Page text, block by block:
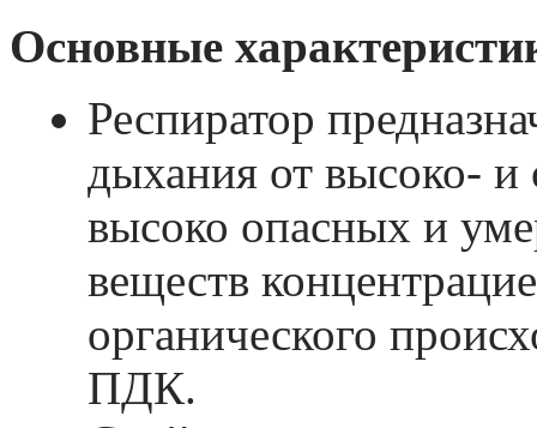
Основные
Респиратор
дыхания от высоко- и
высоко опасных и
веществ
органического
ПДК.